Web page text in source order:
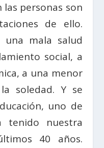
personas son
de ello.
una mala salud
social, a
a una menor
soledad. Y se
uno de
tenido nuestra
40 años.